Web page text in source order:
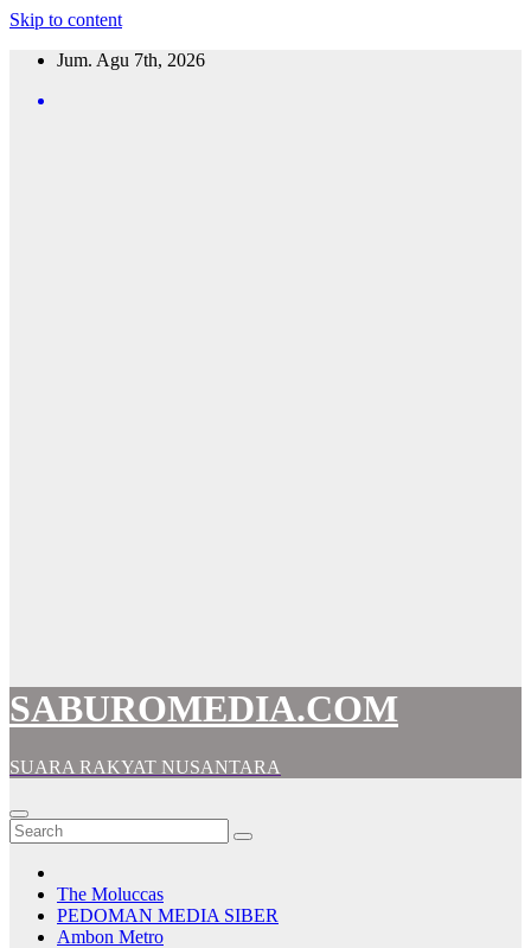
Skip to content
Jum. Agu 7th, 2026
SABUROMEDIA.COM
SUARA RAKYAT NUSANTARA
The Moluccas
PEDOMAN MEDIA SIBER
Ambon Metro